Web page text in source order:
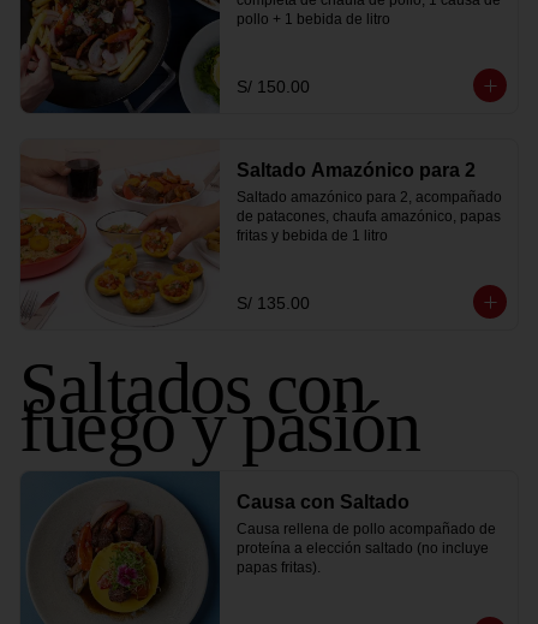
pollo + 1 bebida de litro
S/ 150.00
Saltado Amazónico para 2
Saltado amazónico para 2, acompañado
de patacones, chaufa amazónico, papas
fritas y bebida de 1 litro
S/ 135.00
Saltados con
fuego y pasión
Causa con Saltado
Causa rellena de pollo acompañado de
proteína a elección saltado (no incluye
papas fritas).